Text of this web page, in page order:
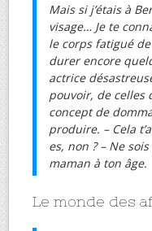
Mais si j’étais à
visage… Je te
le corps fatigué
durer encore
actrice
pouvoir, de celles
concept de
produire. – Cela
es, non ? – Ne
maman à ton âge.
Le monde des